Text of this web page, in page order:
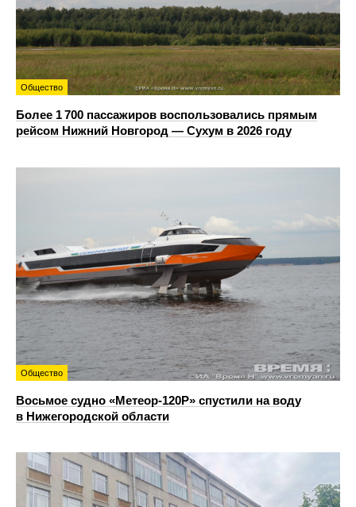
Общество
Более 1 700 пассажиров воспользовались прямым
рейсом Нижний Новгород — Сухум в 2026 году
Общество
Восьмое судно «Метеор-120Р» спустили на воду
в Нижегородской области